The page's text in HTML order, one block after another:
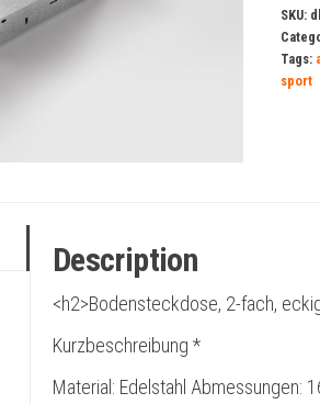
SKU:
Tags:
sport
Description
<h2>Bodensteckdose, 2-fach,
Kurzbeschreibung *
Material: Edelstahl Abmessungen: